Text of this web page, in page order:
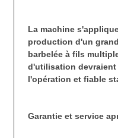
La machine
production d'un
barbelée à fils
d'utilisation devraient
l'opération et fiable
Garantie et service